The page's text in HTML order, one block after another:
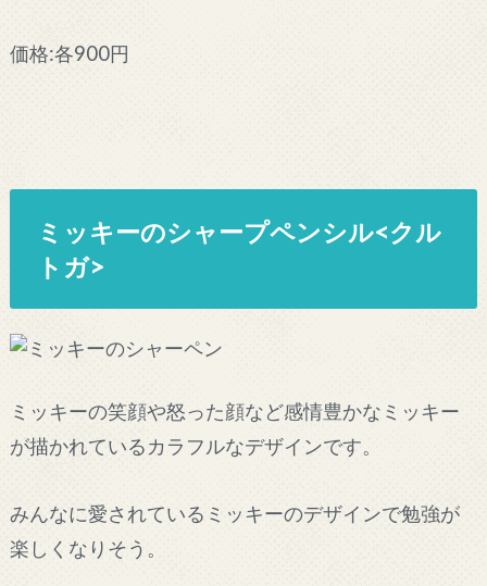
価格:各900円
ミッキーのシャープペンシル<クル
トガ>
ミッキーの笑顔や怒った顔など感情豊かなミッキー
が描かれているカラフルなデザインです。
みんなに愛されているミッキーのデザインで勉強が
楽しくなりそう。